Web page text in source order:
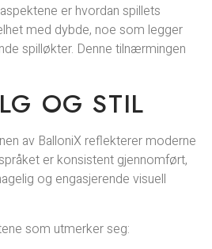
er hvordan spillets
med dybde, noe som legger
spilløkter. Denne tilnærmingen
OG STIL
av BalloniX reflekterer moderne
er konsistent gjennomført,
og engasjerende visuell
som utmerker seg: